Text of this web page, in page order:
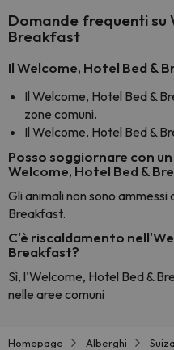
Domande frequenti su
Breakfast
Il Welcome, Hotel Bed &
Il Welcome, Hotel Bed &
zone comuni.
Il Welcome, Hotel Bed &
Posso soggiornare con
Welcome, Hotel Bed &
Gli animali non sono
Breakfast.
C'è riscaldamento
Breakfast?
Sì, l'Welcome, Hotel Bed &
nelle aree comuni
Homepage Alberghi Suiza